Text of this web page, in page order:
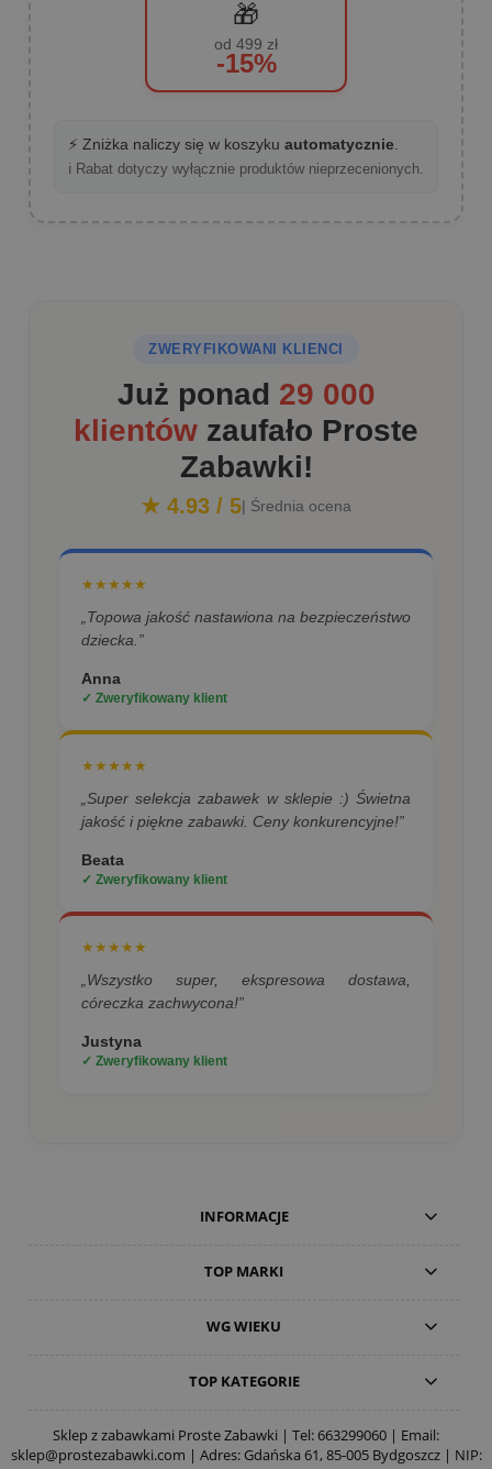
🎁
od 499 zł
-15%
⚡ Zniżka naliczy się w koszyku automatycznie
ℹ️ Rabat dotyczy wyłącznie produktów nieprzecenionych.
ZWERYFIKOWANI KLIENCI
Już ponad 29 000
klientów zaufało Proste
Zabawki!
★ 4.93 / 5| Średnia ocena
★★★★★
„Topowa jakość nastawiona na bezpieczeństwo
dziecka.”
Anna
✓ Zweryfikowany klient
★★★★★
„Super selekcja zabawek w sklepie :) Świetna
jakość i piękne zabawki. Ceny konkurencyjne!”
Beata
✓ Zweryfikowany klient
★★★★★
„Wszystko super, ekspresowa dostawa,
córeczka zachwycona!”
Justyna
✓ Zweryfikowany klient
INFORMACJE
TOP MARKI
WG WIEKU
TOP KATEGORIE
Sklep z zabawkami Proste Zabawki | Tel:663299060 | Email:
sklep@prostezabawki.com | Adres: Gdańska 61, 85-005 Bydgoszcz | NIP: